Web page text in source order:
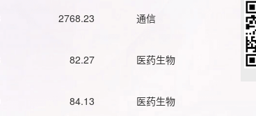
2768.23 通信
82.27 医药生物
84.13 医药生物